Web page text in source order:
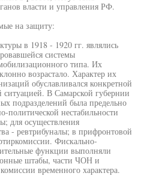
власти и управления РФ.
на защиту:
в 1918 - 1920 гг. являлись
системы
типа. Их
возрастало. Характер их
обуславливался конкретной
ситуацией. В Самарской губернии
подразделений была предельно
политической нестабильности
для осуществления
- ревтрибуналы; в прифронтовой
Фискально-
функции выполняли
штабы, части ЧОН и
временного характера.